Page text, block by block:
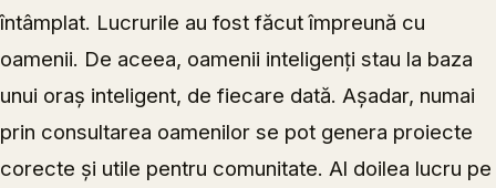
întâmplat. Lucrurile au fost făcut împreună cu
oamenii. De aceea, oamenii inteligenți stau la baza
unui oraș inteligent, de fiecare dată. Așadar, numai
prin consultarea oamenilor se pot genera proiecte
corecte și utile pentru comunitate. Al doilea lucru pe